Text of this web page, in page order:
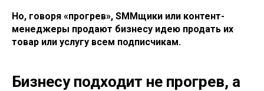
Но, говоря «прогрев», SMMщики или контент-
менеджеры продают бизнесу идею продать их
товар или услугу всем подписчикам.
Бизнесу подходит не прогрев, а